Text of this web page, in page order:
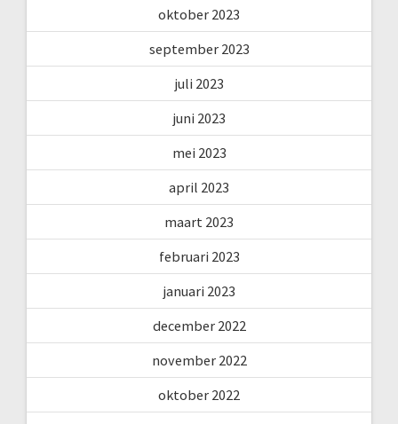
oktober 2023
september 2023
juli 2023
juni 2023
mei 2023
april 2023
maart 2023
februari 2023
januari 2023
december 2022
november 2022
oktober 2022